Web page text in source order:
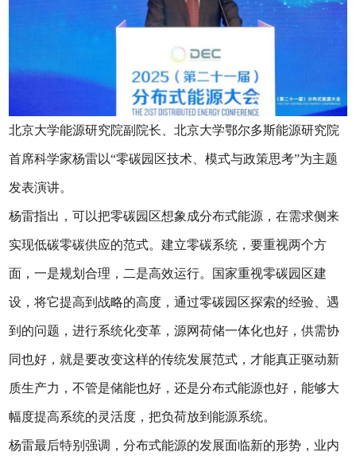
北京大学能源研究院副院长、北京大学鄂尔多斯能源研究院
首席科学家杨雷以“零碳园区技术、模式与政策思考”为主题
发表演讲。
杨雷指出，可以把零碳园区想象成分布式能源，在需求侧来
实现低碳零碳供应的范式。建立零碳系统，要重视两个方
面，一是规划合理，二是高效运行。国家重视零碳园区建
设，将它提高到战略的高度，通过零碳园区探索的经验、遇
到的问题，进行系统化变革，源网荷储一体化也好，供需协
同也好，就是要改变这样的传统发展范式，才能真正驱动新
质生产力，不管是储能也好，还是分布式能源也好，能够大
幅度提高系统的灵活度，把负荷放到能源系统。
杨雷最后特别强调，分布式能源的发展面临新的形势，业内